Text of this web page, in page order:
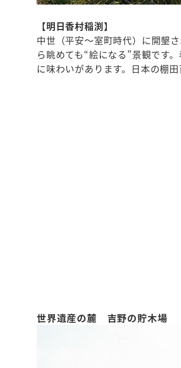
【明日香村稲渕】
中世（平安～室町時代）に開墾
ら眺めても“絵になる”景観です
に味わいがあります。日本の棚
世界遺産の麓 吉野の貯木場